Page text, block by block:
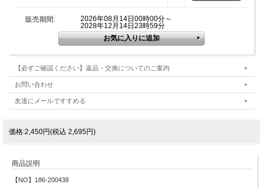
販売期間:
2026年08月14日00時00分～
2028年12月14日23時59分
【必ずご確認ください】返品・交換についてのご案内
お問い合わせ
友達にメールですすめる
価格:2,450円(税込 2,695円)
商品説明
【NO】186-200438